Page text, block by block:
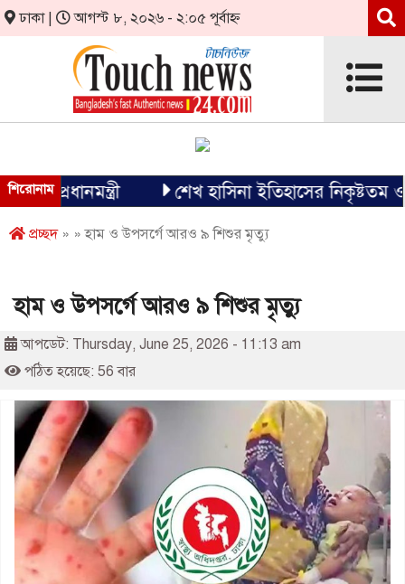
ঢাকা | আগস্ট ৮, ২০২৬ - ২:০৫ পূর্বাহ্ন
শিরোনাম শেখ হাসিনা ইতিহাসের নিকৃষ্টতম ও
প্রচ্ছদ» » হাম ও উপসর্গে আরও ৯ শিশুর মৃত্যু
হাম ও উপসর্গে আরও ৯ শিশুর মৃত্যু
আপডেট: Thursday, June 25, 2026 - 11:13 am
পঠিত হয়েছে: 56 বার